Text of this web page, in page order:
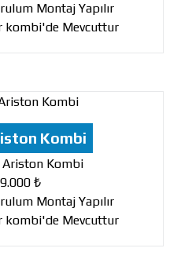
Montaj Yapılır
kombi'de Mevcuttur
Kombi
Ariston Kombi
9.000 ₺
Montaj Yapılır
kombi'de Mevcuttur